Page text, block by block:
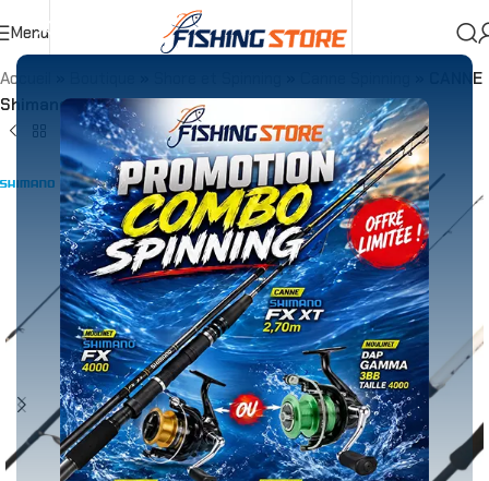
Menu
Accueil
CANNE
Shimano Vengeance CX Spin SEA BASS 2.70m